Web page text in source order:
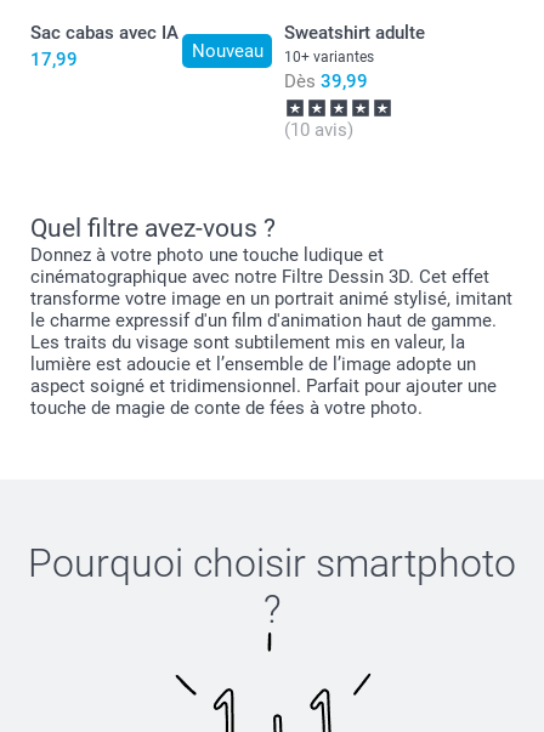
Choisissez le teeshirt personnalisable qui correspond à
votre besoin : T-shirt pour femme, T-shirt pour homme
ou T-shirt pour enfant. Choisissez la taille adéquate, la
Ne vous inquiétez pas trop, vous pourrez encore
changer la plupart de ces paramètres dans le créateur.
Personnalisez votre T-shirt : ajoutez vos photos et votre
texte. Pour les photos à imprimer sur votre T-shirt,
soyez attentif au triangle d'avertissement qui apparaît
si la qualité de la photo n'est pas suffisante. Vous
pouvez zoomer et recentrer la photo jusqu'à atteindre le
33,5 cm
11,5 cm
5-6 ans
36,5 cm
12,5 cm
7-8 ans
52 cm
38 cm
56,5 cm
41,5 cm
12-14 ans
Nouveau
Sac cabas avec IA
17,99
Sweatshirt adulte
10+ variantes
Dès 39,99
(10 avis)
Quel filtre avez-vous ?
Donnez à votre photo une touche ludique et
cinématographique avec notre Filtre Dessin 3D. Cet effet
transforme votre image en un portrait animé stylisé, imitant
le charme expressif d'un film d'animation haut de gamme.
Les traits du visage sont subtilement mis en valeur, la
lumière est adoucie et l’ensemble de l’image adopte un
aspect soigné et tridimensionnel. Parfait pour ajouter une
touche de magie de conte de fées à votre photo.
Pourquoi choisir smartphoto
?